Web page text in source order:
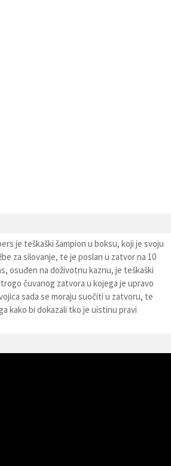
je teškaški šampion u boksu, koji je svoju
za silovanje, te je poslan u zatvor na 10
osuđen na doživotnu kaznu, je teškaški
čuvanog zatvora u kojega je upravo
sada se moraju suočiti u zatvoru, te
kako bi dokazali tko je uistinu pravi